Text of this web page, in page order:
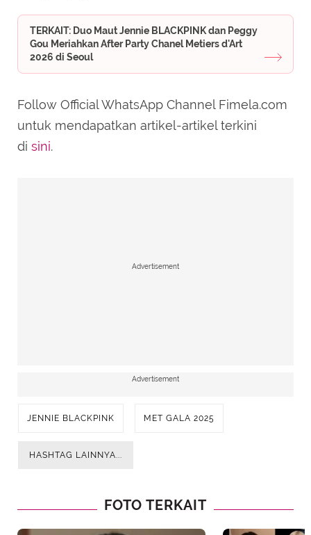
TERKAIT: Duo Maut Jennie BLACKPINK dan Peggy
Gou Meriahkan After Party Chanel Metiers d'Art
2026 di Seoul
Follow Official WhatsApp Channel Fimela.com
untuk mendapatkan artikel-artikel terkini
di sini.
Advertisement
Advertisement
JENNIE BLACKPINK MET GALA 2025
HASHTAG LAINNYA...
FOTO TERKAIT